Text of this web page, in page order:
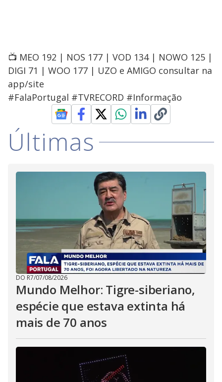
📺 MEO 192 | NOS 177 | VOD 134 | NOWO 125 |
DIGI 71 | WOO 177 | UZO e AMIGO consultar na
app/site
#FalaPortugal #TVRECORD #Informação
Últimas
DO R7/07/08/2026
Mundo Melhor: Tigre-siberiano,
espécie que estava extinta há
mais de 70 anos